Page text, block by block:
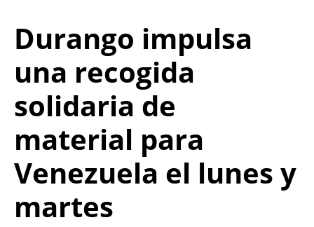
Durango impulsa
una recogida
solidaria de
material para
Venezuela el lunes y
martes